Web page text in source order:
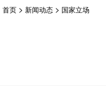
首页 > 新闻动态 > 国家立场